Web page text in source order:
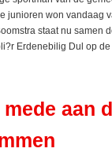
junioren won vandaag
staat nu samen
Erdenebilig Dul op de
aan